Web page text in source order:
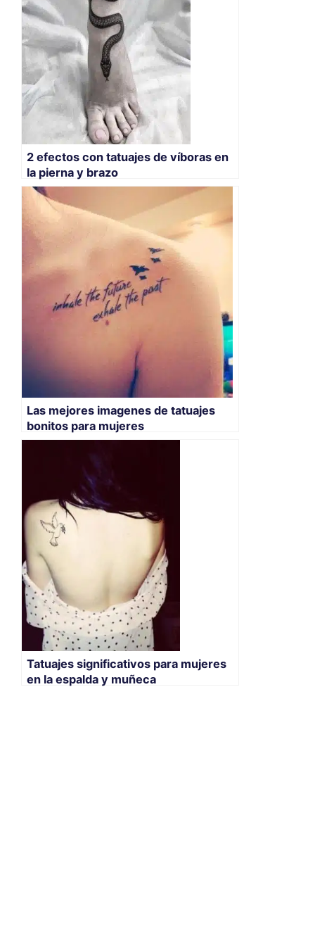
2 efectos con tatuajes de víboras en
la pierna y brazo
Las mejores imagenes de tatuajes
bonitos para mujeres
Tatuajes significativos para mujeres
en la espalda y muñeca